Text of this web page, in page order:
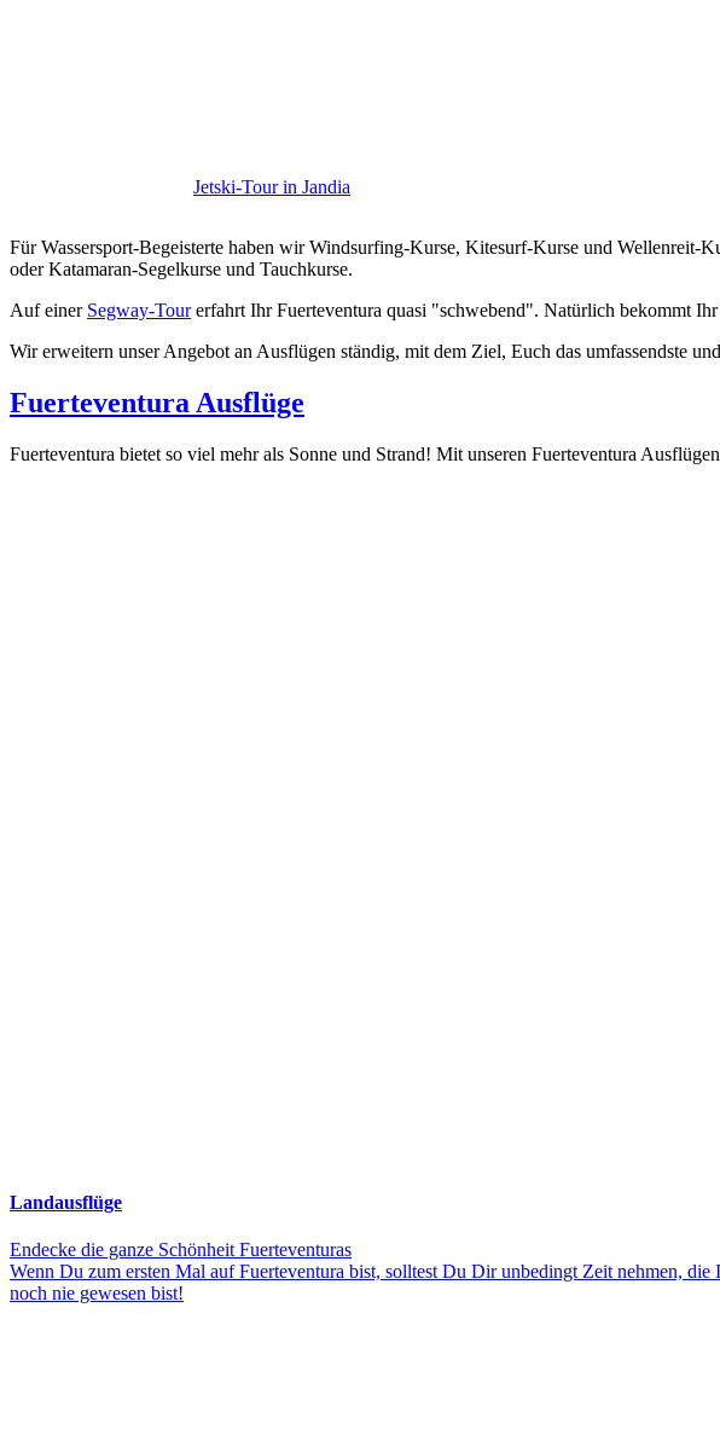
Jetski-Tour in Jandia
Für Wassersport-Begeisterte haben wir Windsurfing-Kurse, Kitesurf-Kurse und Wellenreit-
oder Katamaran-Segelkurse und Tauchkurse.
Auf einer Segway-Tourerfahrt Ihr Fuerteventura quasi "schwebend". Natürlich bekommt
Wir erweitern unser Angebot an Ausflügen ständig, mit dem Ziel, Euch das umfassendste
Fuerteventura Ausflüge
Fuerteventura bietet so viel mehr als Sonne und Strand! Mit unseren Fuerteventura
Landausflüge
Endecke die ganze Schönheit Fuerteventuras
Wenn Du zum ersten Mal auf Fuerteventura bist, solltest Du Dir unbedingt Zeit nehmen,
noch nie gewesen bist!